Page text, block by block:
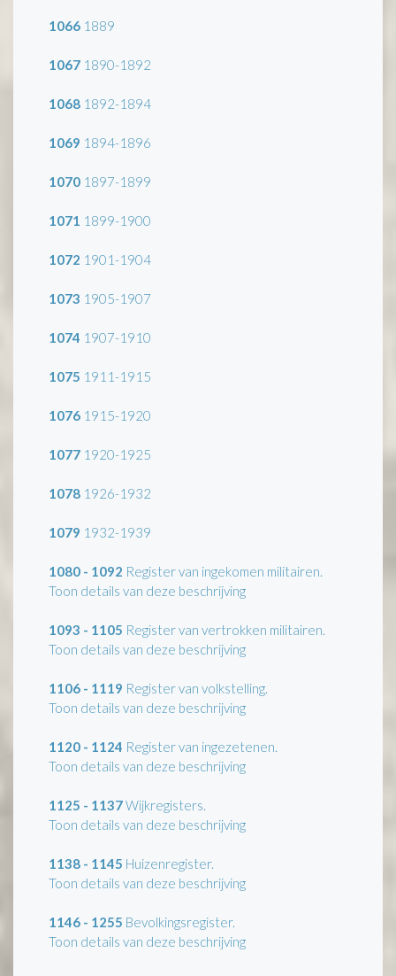
1066 1889
1067 1890-1892
1068 1892-1894
1069 1894-1896
1070 1897-1899
1071 1899-1900
1072 1901-1904
1073 1905-1907
1074 1907-1910
1075 1911-1915
1076 1915-1920
1077 1920-1925
1078 1926-1932
1079 1932-1939
1080 - 1092 Register van ingekomen militairen.
Toon details van deze beschrijving
1093 - 1105 Register van vertrokken militairen.
Toon details van deze beschrijving
1106 - 1119 Register van volkstelling.
Toon details van deze beschrijving
1120 - 1124 Register van ingezetenen.
Toon details van deze beschrijving
1125 - 1137Wijkregisters.
Toon details van deze beschrijving
1138 - 1145 Huizenregister.
Toon details van deze beschrijving
1146 - 1255 Bevolkingsregister.
Toon details van deze beschrijving